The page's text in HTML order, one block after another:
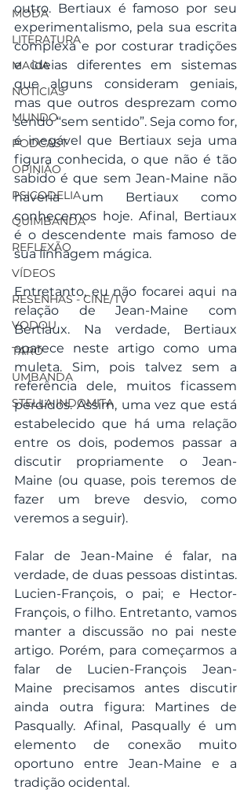
MODA
LITERATURA
MAGIA
NOTÍCIAS
MUNDO
PODCAST
OPINIÃO
PSICODELIA
QUIMBANDA
REFLEXÃO
VÍDEOS
RESENHAS - CINE/TV
VODOU
TARÔ
UMBANDA
STELLA INDOMITA
outro. Bertiaux é famoso por seu
experimentalismo, pela sua escrita
complexa e por costurar tradições
e ideias diferentes em sistemas
que alguns consideram geniais,
mas que outros desprezam como
sendo “sem sentido”. Seja como for,
é inegável que Bertiaux seja uma
figura conhecida, o que não é tão
sabido é que sem Jean-Maine não
haveria um Bertiaux como
conhecemos hoje. Afinal, Bertiaux
é o descendente mais famoso de
sua linhagem mágica.
Entretanto, eu não focarei aqui na
relação de Jean-Maine com
Bertiaux. Na verdade, Bertiaux
aparece neste artigo como uma
muleta. Sim, pois talvez sem a
referência dele, muitos ficassem
perdidos. Assim, uma vez que está
estabelecido que há uma relação
entre os dois, podemos passar a
discutir propriamente o Jean-
Maine (ou quase, pois teremos de
fazer um breve desvio, como
veremos a seguir).
Falar de Jean-Maine é falar, na
verdade, de duas pessoas distintas.
Lucien-François, o pai; e Hector-
François, o filho. Entretanto, vamos
manter a discussão no pai neste
artigo. Porém, para começarmos a
falar de Lucien-François Jean-
Maine precisamos antes discutir
ainda outra figura: Martines de
Pasqually. Afinal, Pasqually é um
elemento de conexão muito
oportuno entre Jean-Maine e a
tradição ocidental.